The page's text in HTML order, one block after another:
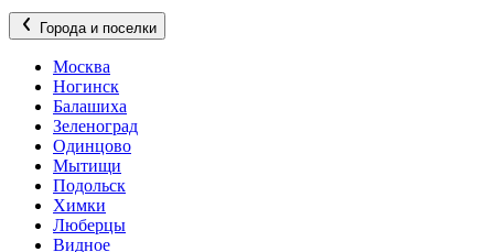
Города и поселки
Москва
Ногинск
Балашиха
Зеленоград
Одинцово
Мытищи
Подольск
Химки
Люберцы
Видное